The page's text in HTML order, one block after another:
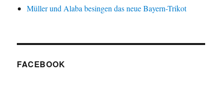
Müller und Alaba besingen das neue Bayern-Trikot
FACEBOOK